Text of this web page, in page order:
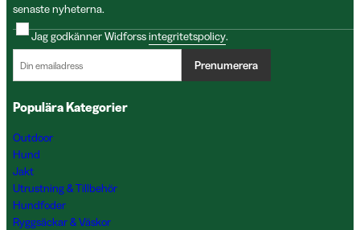
senaste nyheterna.
Jag godkänner Widforssintegritetspolicy.
Prenumerera
Populära Kategorier
Outdoor
Hund
Jakt
Utrustning & Tillbehör
Hundfoder
Ryggsäckar & Väskor